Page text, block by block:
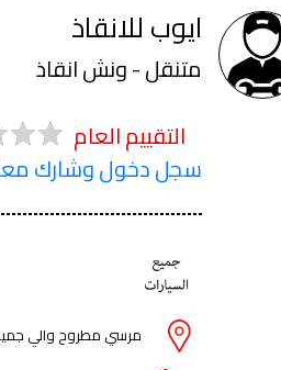
ايوب للانقاذ
متنقل - ونش انقاذ
التقييم العام
سجل دخول وشارك
مرسي مطروح والي